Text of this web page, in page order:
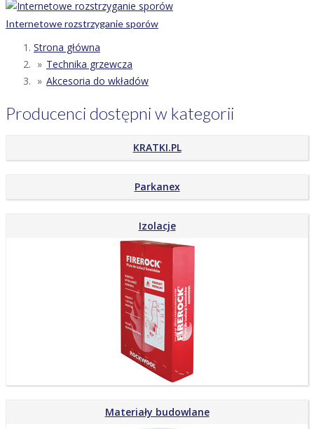
Internetowe rozstrzyganie sporów
Strona główna
Technika grzewcza
Akcesoria do wkładów
Producenci dostępni w kategorii
KRATKI.PL
Parkanex
Izolacje
Materiały budowlane